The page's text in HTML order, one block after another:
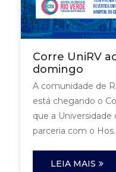
Corre UniRV
domingo
A comunidade de
está chegando o
que a
parceria com o
LEIA MAIS